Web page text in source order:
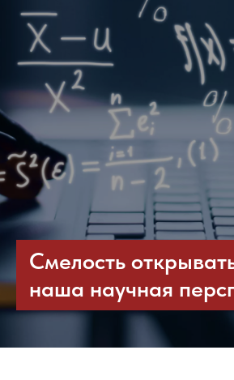
Смелость
наша научная